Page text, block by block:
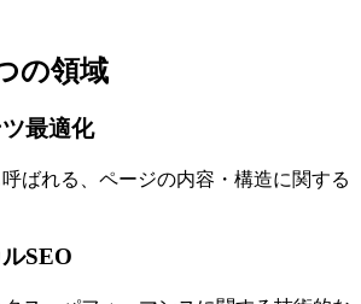
の領域
最適化
ばれる、ページの内容・構造に関する
SEO